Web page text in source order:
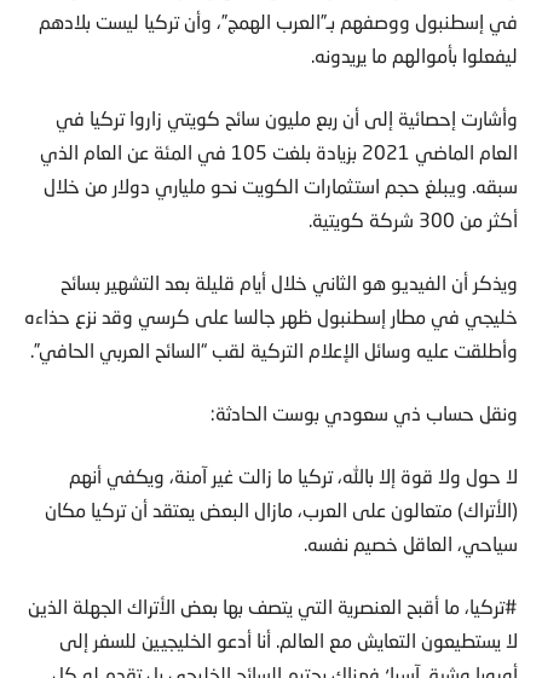
في إسطنبول ووصفهم بـ”العرب الهمج”، وأن تركيا ليست بلادهم
ليفعلوا بأموالهم ما يريدونه.
وأشارت إحصائية إلى أن ربع مليون سائح كويتي زاروا تركيا في
العام الماضي 2021 بزيادة بلغت 105 في المئة عن العام الذي
سبقه. ويبلغ حجم استثمارات الكويت نحو ملياري دولار من خلال
أكثر من 300 شركة كويتية.
ويذكر أن الفيديو هو الثاني خلال أيام قليلة بعد التشهير بسائح
خليجي في مطار إسطنبول ظهر جالسا على كرسي وقد نزع حذاءه
وأطلقت عليه وسائل الإعلام التركية لقب “السائح العربي الحافي”.
ونقل حساب ذي سعودي بوست الحادثة:
لا حول ولا قوة إلا بالله، تركيا ما زالت غير آمنة، ويكفي أنهم
(الأتراك) متعالون على العرب، مازال البعض يعتقد أن تركيا مكان
سياحي، العاقل خصيم نفسه.
#تركيا، ما أقبح العنصرية التي يتصف بها بعض الأتراك الجهلة الذين
لا يستطيعون التعايش مع العالم. أنا أدعو الخليجيين للسفر إلى